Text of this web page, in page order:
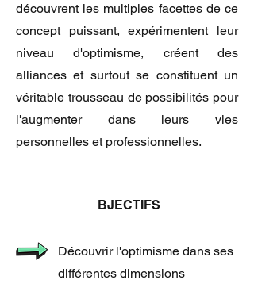
découvrent les multiples facettes de ce
concept puissant, expérimentent leur
niveau d'optimisme, créent des
alliances et surtout se constituent un
véritable trousseau de possibilités pour
l'augmenter dans leurs vies
personnelles et professionnelles.
BJECTIFS
Découvrir l'optimisme dans ses
différentes dimensions